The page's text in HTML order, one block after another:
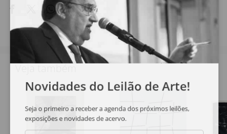
Veja também
Novidades do Leilão de Arte!
Seja o primeiro a receber a agenda dos próximos leilões,
exposições e novidades de acervo.